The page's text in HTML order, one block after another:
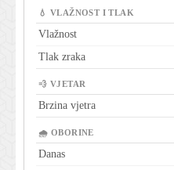
💧 VLAŽNOST I TLAK
Vlažnost
Tlak zraka
💨 VJETAR
Brzina vjetra
🌧 OBORINE
Danas